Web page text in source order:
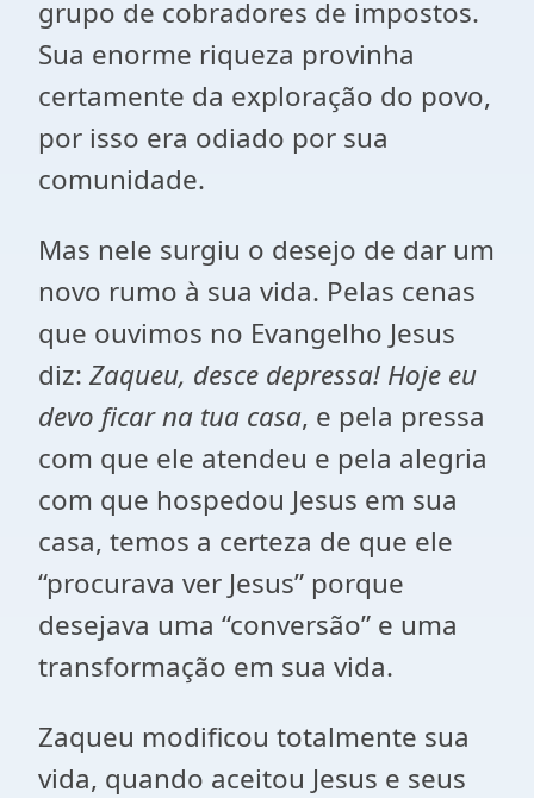
grupo de cobradores de impostos.
Sua enorme riqueza provinha
certamente da exploração do povo,
por isso era odiado por sua
comunidade.
Mas nele surgiu o desejo de dar um
novo rumo à sua vida. Pelas cenas
que ouvimos no Evangelho Jesus
diz: Zaqueu, desce depressa! Hoje eu
devo ficar na tua casa, e pela pressa
com que ele atendeu e pela alegria
com que hospedou Jesus em sua
casa, temos a certeza de que ele
“procurava ver Jesus” porque
desejava uma “conversão” e uma
transformação em sua vida.
Zaqueu modificou totalmente sua
vida, quando aceitou Jesus e seus